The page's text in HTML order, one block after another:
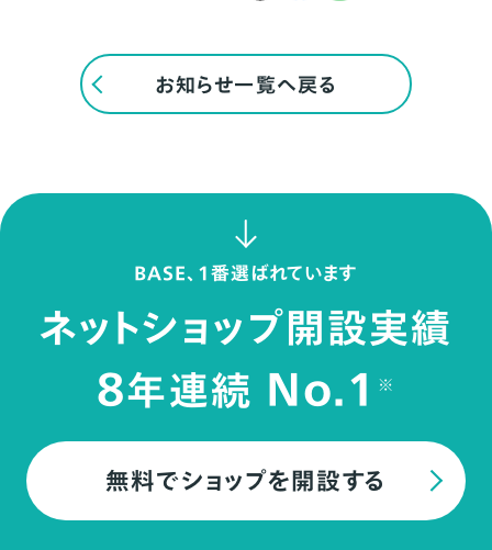
お知らせ一覧へ戻る
BASE、1番選ばれています
ネットショップ開設実績
8年連続 No.1 ※
無料でショップを開設する